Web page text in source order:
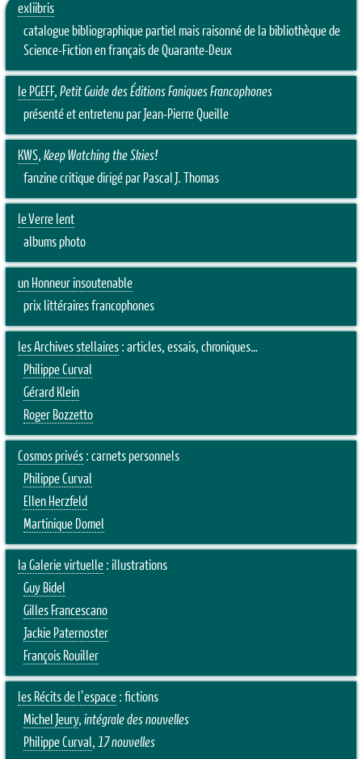
exliibris
catalogue bibliographique partiel mais raisonné de la bibliothèque de
Science-Fiction en français de Quarante-Deux
le PGEFF, Petit Guide des Éditions Faniques Francophones
présenté et entretenu par Jean-Pierre Queille
KWS, Keep Watching the Skies!
fanzine critique dirigé par Pascal J. Thomas
le Verre lent
albums photo
un Honneur insoutenable
prix littéraires francophones
les Archives stellaires : articles, essais, chroniques…
Philippe Curval
Gérard Klein
Roger Bozzetto
Cosmos privés : carnets personnels
Philippe Curval
Ellen Herzfeld
Martinique Domel
la Galerie virtuelle : illustrations
Guy Bidel
Gilles Francescano
Jackie Paternoster
François Rouiller
les Récits de l'espace : fictions
Michel Jeury, intégrale des nouvelles
Philippe Curval, 17 nouvelles